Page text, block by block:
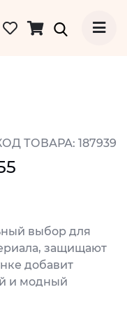
ТОВАРА: 187939
выбор для
защищают
добавит
и модный